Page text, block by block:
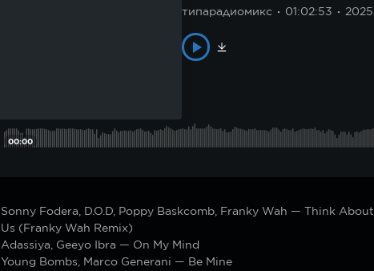
типарадиомикс 01:02:53 2025
00:00
Sonny Fodera, D.O.D, Poppy Baskcomb, Franky Wah — Think About
Us (Franky Wah Remix)
Adassiya, Geeyo Ibra — On My Mind
Young Bombs, Marco Generani — Be Mine